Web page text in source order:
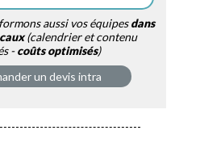
aussi vos équipesdans
(calendrier et contenu
-coûts optimisés)
un devis intra